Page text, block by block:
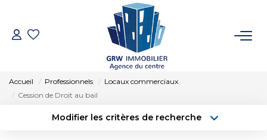
ACCUEIL
Accueil Professionnels
Locaux commerciaux
Cession de Droit au bail
Modifier les critères de recherche